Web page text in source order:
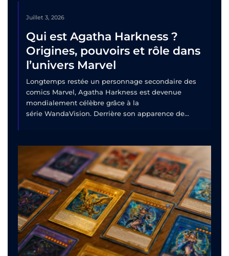
Juillet 3, 2026
Qui est Agatha Harkness ?
Origines, pouvoirs et rôle dans
l’univers Marvel
Longtemps restée un personnage secondaire des
comics Marvel, Agatha Harkness est devenue
mondialement célèbre grâce à la
série WandaVision. Derrière son apparence de...